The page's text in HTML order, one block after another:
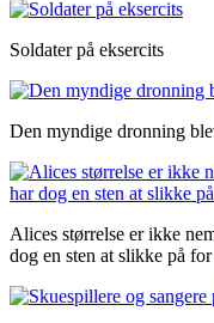
Soldater på eksercits
Den myndige dronning
Alices størrelse er ikke
dog en sten at slikke på